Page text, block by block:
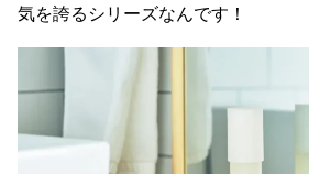
気を誇るシリーズなんです！